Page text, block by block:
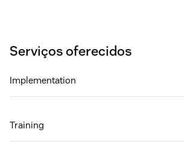
Serviços oferecidos
Implementation
Training